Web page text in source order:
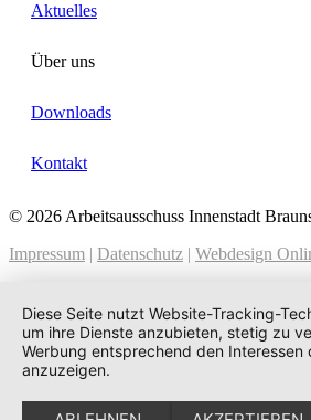
Aktuelles
Über uns
Downloads
Kontakt
© 2026 Arbeitsausschuss Innenstadt
Impressum | Datenschutz | Webdesign
Diese Seite nutzt Website-Tracking-
um ihre Dienste anzubieten, stetig zu
Werbung entsprechend den Interessen
anzuzeigen.